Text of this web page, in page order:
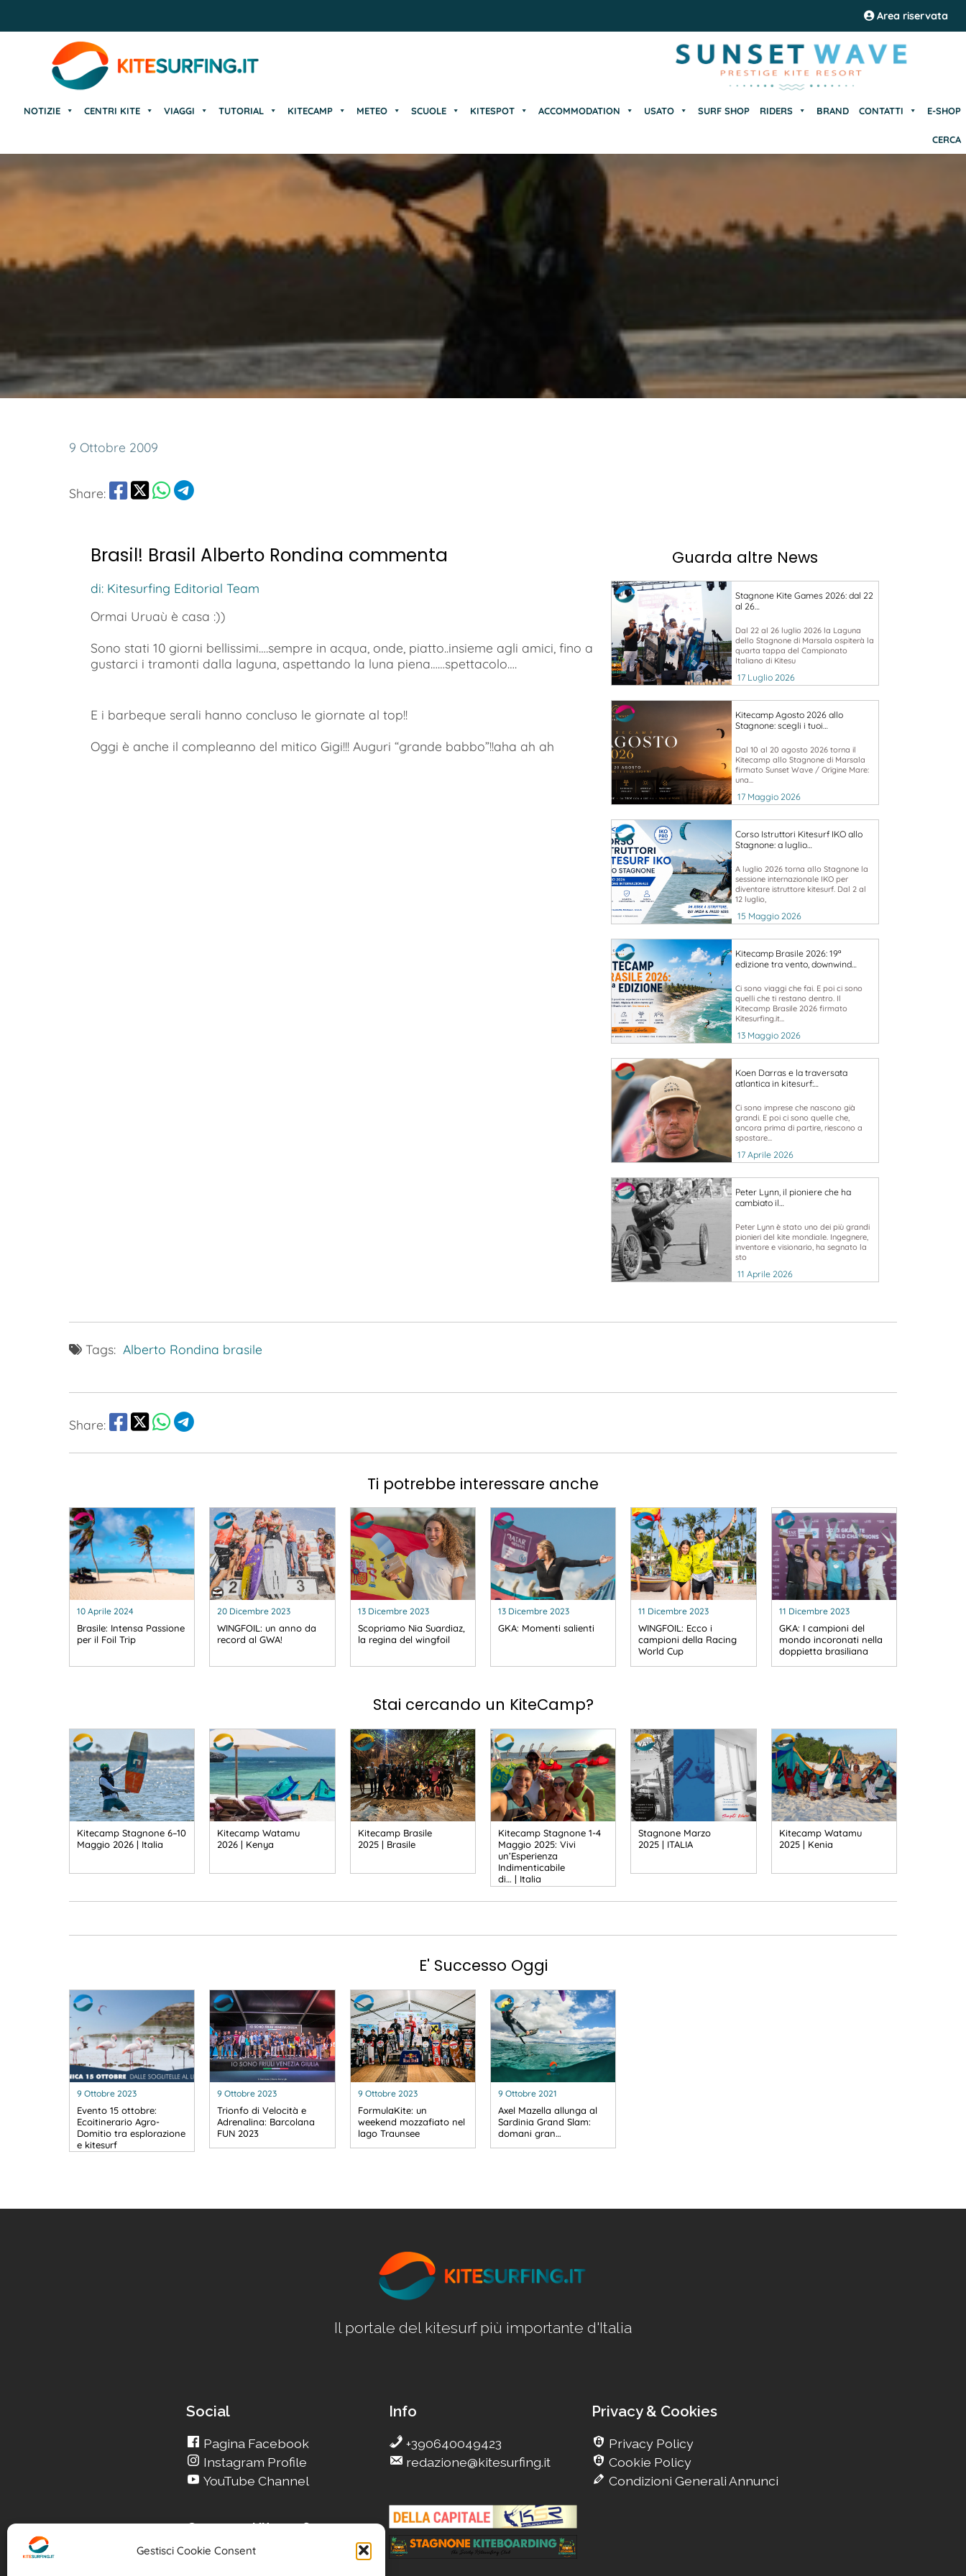
Gestisci Cookie Consent
Area riservata
NOTIZIE CENTRI KITE VIAGGI TUTORIAL KITECAMP METEO SCUOLE KITESPOT ACCOMMODATION USATO SURF SHOP RIDERS BRAND CONTATTI E-SHOP
CERCA
9 Ottobre 2009
Share:
Brasil! Brasil Alberto Rondina commenta
di: Kitesurfing Editorial Team
Ormai Uruaù è casa :))
Sono stati 10 giorni bellissimi….sempre in acqua, onde, piatto..insieme agli amici, fino a
gustarci i tramonti dalla laguna, aspettando la luna piena……spettacolo….
E i barbeque serali hanno concluso le giornate al top!!
Oggi è anche il compleanno del mitico Gigi!!! Auguri “grande babbo”!!aha ah ah
Guarda altre News
Stagnone Kite Games 2026: dal 22
al 26…
Dal 22 al 26 luglio 2026 la Laguna
dello Stagnone di Marsala ospiterà la
quarta tappa del Campionato
Italiano di Kitesu
17 Luglio 2026
Kitecamp Agosto 2026 allo
Stagnone: scegli i tuoi…
Dal 10 al 20 agosto 2026 torna il
Kitecamp allo Stagnone di Marsala
firmato Sunset Wave / Orïgine Mare:
una...
17 Maggio 2026
Corso Istruttori Kitesurf IKO allo
Stagnone: a luglio…
A luglio 2026 torna allo Stagnone la
sessione internazionale IKO per
diventare istruttore kitesurf. Dal 2 al
12 luglio,
15 Maggio 2026
Kitecamp Brasile 2026: 19ª
edizione tra vento, downwind…
Ci sono viaggi che fai. E poi ci sono
quelli che ti restano dentro. Il
Kitecamp Brasile 2026 firmato
Kitesurfing.it...
13 Maggio 2026
Koen Darras e la traversata
atlantica in kitesurf:…
Ci sono imprese che nascono già
grandi. E poi ci sono quelle che,
ancora prima di partire, riescono a
spostare...
17 Aprile 2026
Peter Lynn, il pioniere che ha
cambiato il…
Peter Lynn è stato uno dei più grandi
pionieri del kite mondiale. Ingegnere,
inventore e visionario, ha segnato la
sto
11 Aprile 2026
Tags: Alberto Rondina brasile
Share:
Ti potrebbe interessare anche
10 Aprile 2024
Brasile: Intensa Passione
per il Foil Trip
20 Dicembre 2023
WINGFOIL: un anno da
record al GWA!
13 Dicembre 2023
Scopriamo Nia Suardiaz,
la regina del wingfoil
13 Dicembre 2023
GKA: Momenti salienti
11 Dicembre 2023
WINGFOIL: Ecco i
campioni della Racing
World Cup
11 Dicembre 2023
GKA: I campioni del
mondo incoronati nella
doppietta brasiliana
Stai cercando un KiteCamp?
Kitecamp Stagnone 6–10
Maggio 2026 | Italia
Kitecamp Watamu
2026 | Kenya
Kitecamp Brasile
2025 | Brasile
Kitecamp Stagnone 1-4
Maggio 2025: Vivi
un’Esperienza
Indimenticabile
di… | Italia
Stagnone Marzo
2025 | ITALIA
Kitecamp Watamu
2025 | Kenia
E' Successo Oggi
9 Ottobre 2023
Evento 15 ottobre:
Ecoitinerario Agro-
Domitio tra esplorazione
e kitesurf
9 Ottobre 2023
Trionfo di Velocità e
Adrenalina: Barcolana
FUN 2023
9 Ottobre 2023
FormulaKite: un
weekend mozzafiato nel
lago Traunsee
9 Ottobre 2021
Axel Mazella allunga al
Sardinia Grand Slam:
domani gran…
Il portale del kitesurf più importante d'Italia
Social
Pagina Facebook
Instagram Profile
YouTube Channel
Info
+390640049423
redazione@kitesurfing.it
Privacy & Cookies
Privacy Policy
Cookie Policy
Condizioni Generali Annunci
Cerca su Kitesurfing
Cerca un nuovo KiteCamp